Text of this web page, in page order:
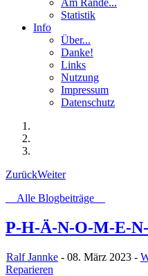
Am Rande...
Statistik
Info
Über...
Danke!
Links
Nutzung
Impressum
Datenschutz
ZurückWeiter
Alle Blogbeiträge
P-H-Ä-N-O-M-E-
Ralf Jannke - 08. März 2023 -
Reparieren